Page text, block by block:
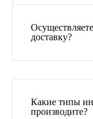
доставку?
Какие типы
производите?